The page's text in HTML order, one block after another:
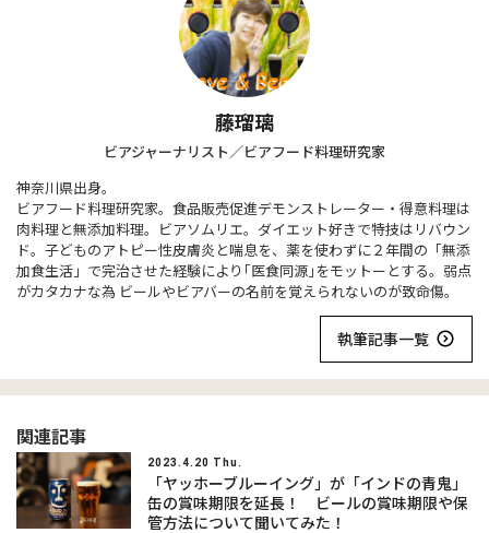
藤瑠璃
ビアジャーナリスト／ビアフード料理研究家
神奈川県出身。
ビアフード料理研究家。食品販売促進デモンストレーター・得意料理は
肉料理と無添加料理。ビアソムリエ。ダイエット好きで特技はリバウン
ド。子どものアトピー性皮膚炎と喘息を、薬を使わずに２年間の「無添
加食生活」で完治させた経験により｢医食同源｣をモットーとする。弱点
がカタカナな為 ビールやビアバーの名前を覚えられないのが致命傷。
執筆記事一覧
関連記事
2023.4.20 Thu.
「ヤッホーブルーイング」が「インドの青鬼」
缶の賞味期限を延長！ ビールの賞味期限や保
管方法について聞いてみた！